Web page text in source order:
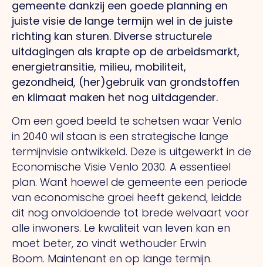
gemeente dankzij een goede planning en
juiste visie de lange termijn wel in de juiste
richting kan sturen. Diverse structurele
uitdagingen als krapte op de arbeidsmarkt,
energietransitie, milieu, mobiliteit,
gezondheid, (her)gebruik van grondstoffen
en klimaat maken het nog uitdagender.
Om een goed beeld te schetsen waar Venlo
in 2040 wil staan is een strategische lange
termijnvisie ontwikkeld. Deze is uitgewerkt in de
Economische Visie Venlo 2030. A essentieel
plan. Want hoewel de gemeente een periode
van economische groei heeft gekend, leidde
dit nog onvoldoende tot brede welvaart voor
alle inwoners. Le kwaliteit van leven kan en
moet beter, zo vindt wethouder Erwin
Boom. Maintenant en op lange termijn.